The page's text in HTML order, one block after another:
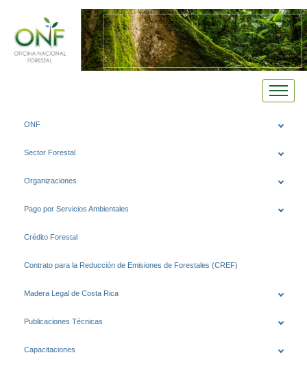
ONF
Sector Forestal
Organizaciones
Pago por Servicios Ambientales
Crédito Forestal
Contrato para la Reducción de Emisiones de Forestales (CREF)
Madera Legal de Costa Rica
Publicaciones Técnicas
Capacitaciones